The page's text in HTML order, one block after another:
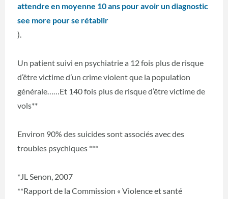
attendre en moyenne 10 ans pour avoir un diagnostic
see more pour se rétablir
).
Un patient suivi en psychiatrie a 12 fois plus de risque
d’être victime d’un crime violent que la population
générale……Et 140 fois plus de risque d’être victime de
vols**
Environ 90% des suicides sont associés avec des
troubles psychiques ***
*JL Senon, 2007
**Rapport de la Commission « Violence et santé